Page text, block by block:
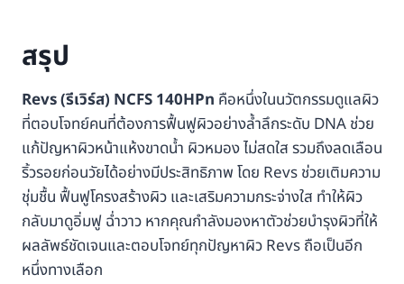
สรุป
Revs (รีเวิร์ส) NCFS 140HPn คือหนึ่งในนวัตกรรมดูแลผิว
ที่ตอบโจทย์คนที่ต้องการฟื้นฟูผิวอย่างล้ำลึกระดับ DNA ช่วย
แก้ปัญหาผิวหน้าแห้งขาดน้ำ ผิวหมอง ไม่สดใส รวมถึงลดเลือน
ริ้วรอยก่อนวัยได้อย่างมีประสิทธิภาพ โดย Revs ช่วยเติมความ
ชุ่มชื้น ฟื้นฟูโครงสร้างผิว และเสริมความกระจ่างใส ทำให้ผิว
กลับมาดูอิ่มฟู ฉ่ำวาว หากคุณกำลังมองหาตัวช่วยบำรุงผิวที่ให้
ผลลัพธ์ชัดเจนและตอบโจทย์ทุกปัญหาผิว Revs ถือเป็นอีก
หนึ่งทางเลือก